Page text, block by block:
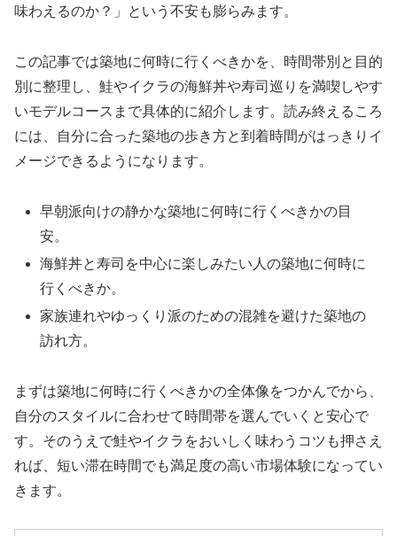
味わえるのか？」という不安も膨らみます。
この記事では築地に何時に行くべきかを、時間帯別と目的
別に整理し、鮭やイクラの海鮮丼や寿司巡りを満喫しやす
いモデルコースまで具体的に紹介します。読み終えるころ
には、自分に合った築地の歩き方と到着時間がはっきりイ
メージできるようになります。
早朝派向けの静かな築地に何時に行くべきかの目
安。
海鮮丼と寿司を中心に楽しみたい人の築地に何時に
行くべきか。
家族連れやゆっくり派のための混雑を避けた築地の
訪れ方。
まずは築地に何時に行くべきかの全体像をつかんでから、
自分のスタイルに合わせて時間帯を選んでいくと安心で
す。そのうえで鮭やイクラをおいしく味わうコツも押さえ
れば、短い滞在時間でも満足度の高い市場体験になってい
きます。